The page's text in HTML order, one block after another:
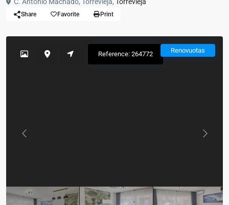
Share Favorite Print
Renovuotas
Reference: 264772
Previous